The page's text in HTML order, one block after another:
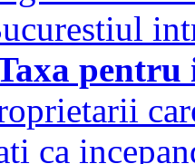
pentru
ca